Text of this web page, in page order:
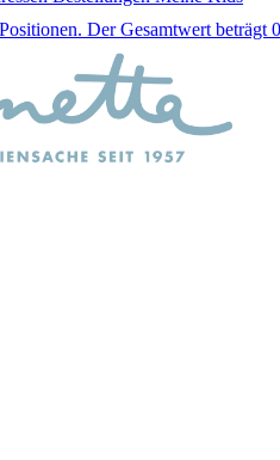
Der Gesamtwert beträgt